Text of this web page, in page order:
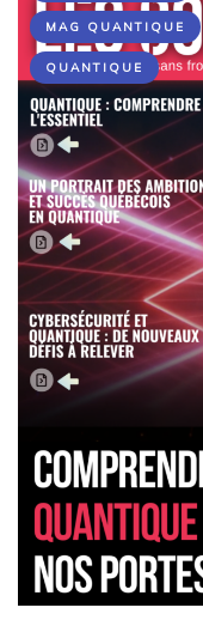
MAG QUANTIQUE
QUANTIQUE